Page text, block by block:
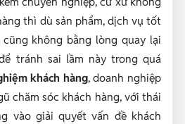
thì dù sản phẩm, dịch vụ tốt
không bằng lòng quay lại
tránh sai lầm này trong quá
khách hàng, doanh nghiệp
chăm sóc khách hàng, với thái
vào giải quyết vấn đề khách